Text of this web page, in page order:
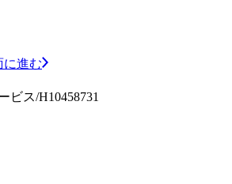
に進む
ビス/H10458731